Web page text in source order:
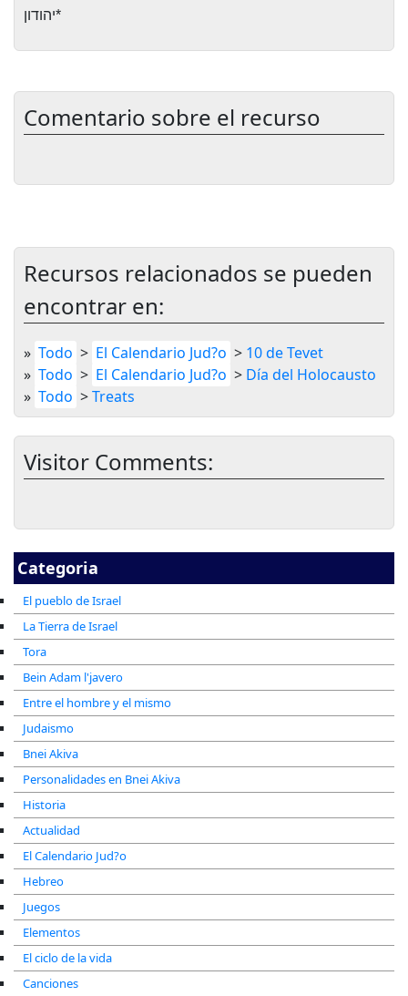
Categoria
El pueblo de Israel
La Tierra de Israel
Tora
Bein Adam l'javero
Entre el hombre y el mismo
Judaismo
Bnei Akiva
Personalidades en Bnei Akiva
Historia
Actualidad
El Calendario Jud?o
Hebreo
Juegos
Elementos
El ciclo de la vida
Canciones
*יהודון
Comentario sobre el recurso
Recursos relacionados se pueden
encontrar en:
» Todo > El Calendario Jud?o > 10 de Tevet
» Todo > El Calendario Jud?o > Día del Holocausto
» Todo >Treats
Visitor Comments: